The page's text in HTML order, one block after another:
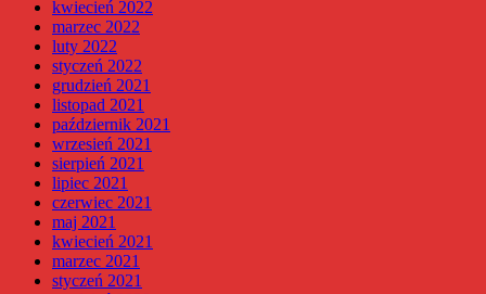
kwiecień 2022
marzec 2022
luty 2022
styczeń 2022
grudzień 2021
listopad 2021
październik 2021
wrzesień 2021
sierpień 2021
lipiec 2021
czerwiec 2021
maj 2021
kwiecień 2021
marzec 2021
styczeń 2021